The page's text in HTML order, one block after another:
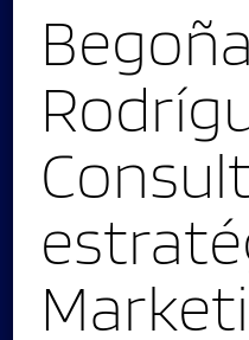
Begoña